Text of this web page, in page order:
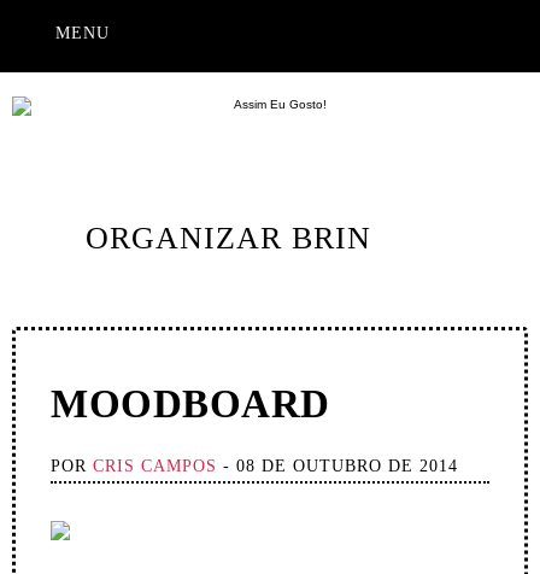
MENU
ORGANIZAR BRIN
MOODBOARD
POR CRIS CAMPOS - 08 DE OUTUBRO DE 2014